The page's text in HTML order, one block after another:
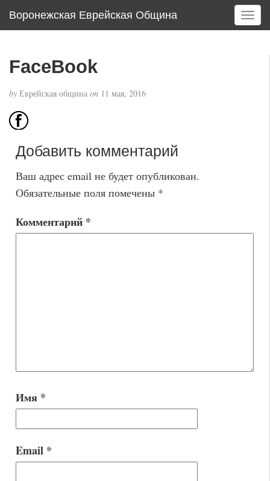
Воронежская Еврейская Община
T
o
FaceBook
by Еврейская община on 11 мая, 2016
Добавить комментарий
Ваш адрес email не будет опубликован.
Обязательные поля помечены *
Комментарий *
Имя *
Email *